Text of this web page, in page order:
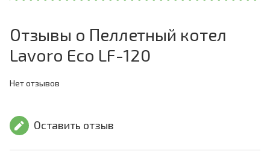
Отзывы о Пеллетный котел
Lavoro Eco LF-120
Нет отзывов
Оставить отзыв